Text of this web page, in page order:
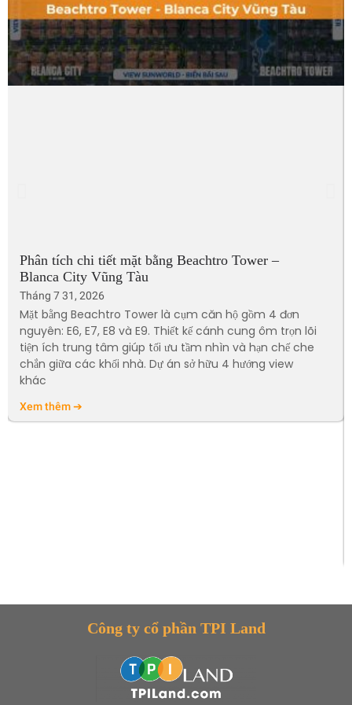
Phân tích chi tiết mặt bằng Beachtro Tower –
Blanca City Vũng Tàu
Tháng 7 31, 2026
Mặt bằng Beachtro Tower là cụm căn hộ gồm 4 đơn
nguyên: E6, E7, E8 và E9. Thiết kế cánh cung ôm trọn lõi
tiện ích trung tâm giúp tối ưu tầm nhìn và hạn chế che
chắn giữa các khối nhà. Dự án sở hữu 4 hướng view
khác
Xem thêm ➔
Công ty cổ phần TPI Land